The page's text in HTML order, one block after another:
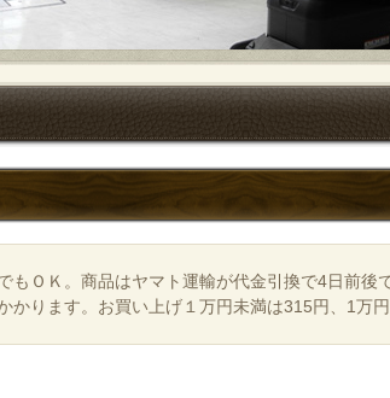
もＯＫ。商品はヤマト運輸が代金引換で4日前後
ります。お買い上げ１万円未満は315円、1万円